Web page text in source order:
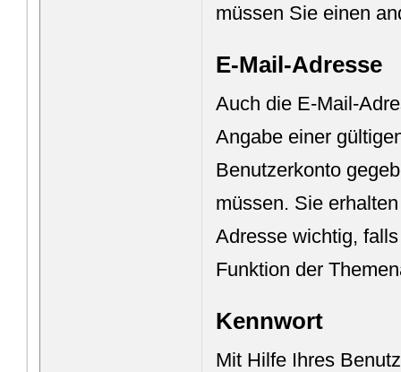
müssen Sie einen
E-Mail-Adresse
Auch die E-Mail-
Angabe einer
Benutzerkonto
müssen. Sie
Adresse wichtig,
Funktion der
Kennwort
Mit Hilfe Ihres